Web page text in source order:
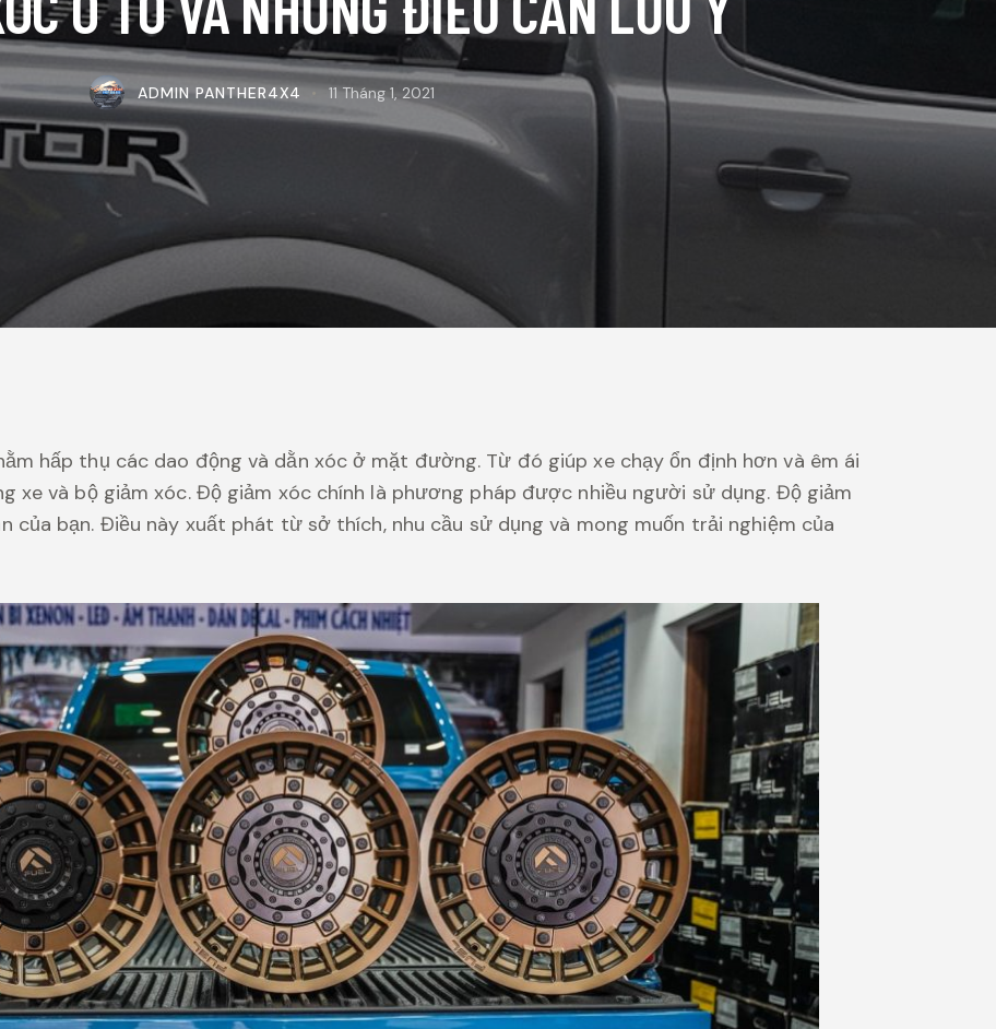
ADMIN PANTHER4X4 11 Tháng 1, 2021
hấp thụ các dao động và dằn xóc ở mặt đường. Từ đó giúp xe chạy ổn định hơn và êm ái
xe và bộ giảm xóc. Độ giảm xóc chính là phương pháp được nhiều người sử dụng. Độ giảm
của bạn. Điều này xuất phát từ sở thích, nhu cầu sử dụng và mong muốn trải nghiệm của